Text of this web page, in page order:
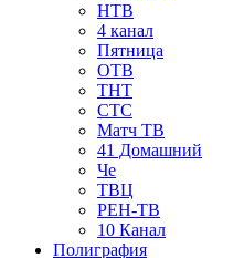
НТВ
4 канал
Пятница
ОТВ
ТНТ
СТС
Матч ТВ
41 Домашний
Че
ТВЦ
РЕН-ТВ
10 Канал
Полиграфия